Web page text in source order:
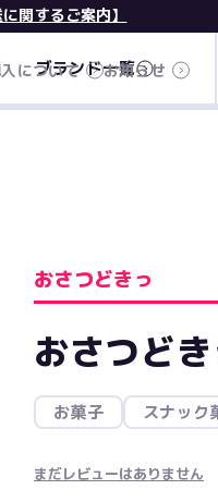
関するご案内】
について お知らせ
ブランド一覧
おさつどきっ
おさつど
お菓子 スナック
まだレビューはありません